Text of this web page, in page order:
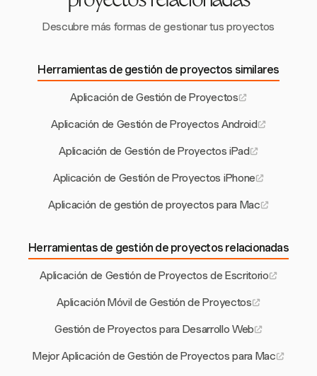
Descubre más formas de gestionar tus proyectos
Herramientas de gestión de proyectos similares
Aplicación de Gestión de Proyectos
Aplicación de Gestión de Proyectos Android
Aplicación de Gestión de Proyectos iPad
Aplicación de Gestión de Proyectos iPhone
Aplicación de gestión de proyectos para Mac
Herramientas de gestión de proyectos relacionadas
Aplicación de Gestión de Proyectos de Escritorio
Aplicación Móvil de Gestión de Proyectos
Gestión de Proyectos para Desarrollo Web
Mejor Aplicación de Gestión de Proyectos para Mac